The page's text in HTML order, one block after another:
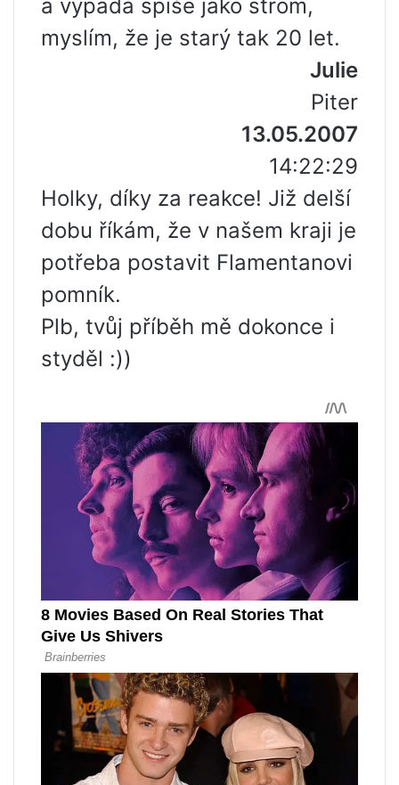
a vypadá spíše jako strom,
myslím, že je starý tak 20 let.
Julie
Piter
13.05.2007
14:22:29
Holky, díky za reakce! Již delší
dobu říkám, že v našem kraji je
potřeba postavit Flamentanovi
pomník.
Plb, tvůj příběh mě dokonce i
styděl :))